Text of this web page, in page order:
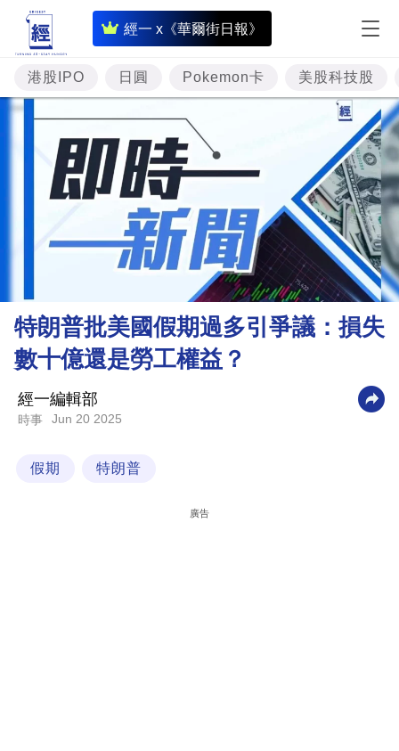
經一 x《華爾街日報》
即
時
財
經
題
投
樓
市
財
商
科
港股IPO 日圓 Pokemon卡 美股科技股
特朗普批美國假期過多引爭議：損失
數十億還是勞工權益？
經一編輯部
時事 Jun 20 2025
假期 特朗普
廣告